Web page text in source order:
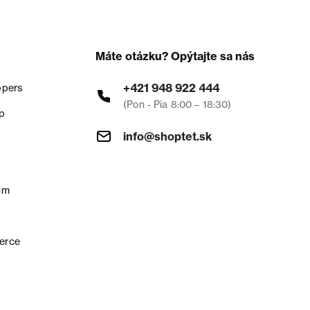
Máte otázku? Opýtajte sa nás
+421 948 922 444
(Pon - Pia 8:00 – 18:30)
info@shoptet.sk